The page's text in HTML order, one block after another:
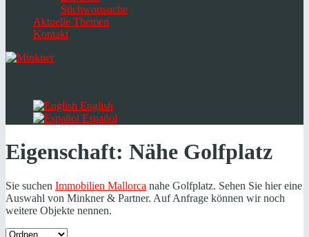
Stichwortsuche
Aktuelle Themen
Kontakt
English
Español
Eigenschaft: Nähe Golfplatz
Sie suchen Immobilien Mallorca nahe Golfplatz. Sehen Sie hier eine
Auswahl von Minkner & Partner. Auf Anfrage können wir noch
weitere Objekte nennen.